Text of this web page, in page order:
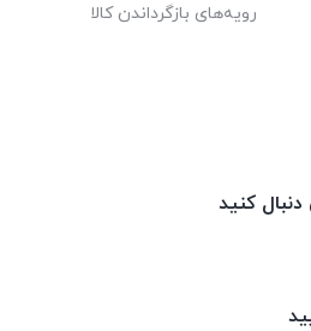
رویه‌های بازگرداندن کالا
کنید